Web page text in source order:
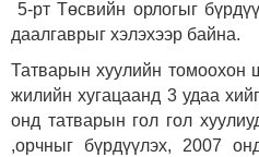
5-рт Төсвийн орлогыг
даалгаврыг хэлэхээр байна.
Татварын хуулийн томоохон
жилийн хугацаанд 3 удаа
онд татварын гол гол
,орчныг бүрдүүлэх, 2007